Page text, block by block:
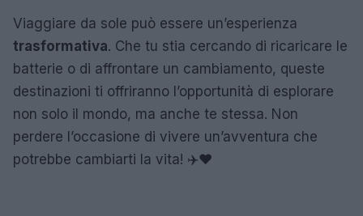
Viaggiare da sole può essere un’esperienza
trasformativa. Che tu stia cercando di ricaricare le
batterie o di affrontare un cambiamento, queste
destinazioni ti offriranno l’opportunità di esplorare
non solo il mondo, ma anche te stessa. Non
perdere l’occasione di vivere un’avventura che
potrebbe cambiarti la vita! ✈️❤️